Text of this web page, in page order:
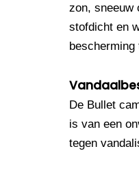
zon, sneeuw
stofdicht en
De Bullet
is van een
tegen